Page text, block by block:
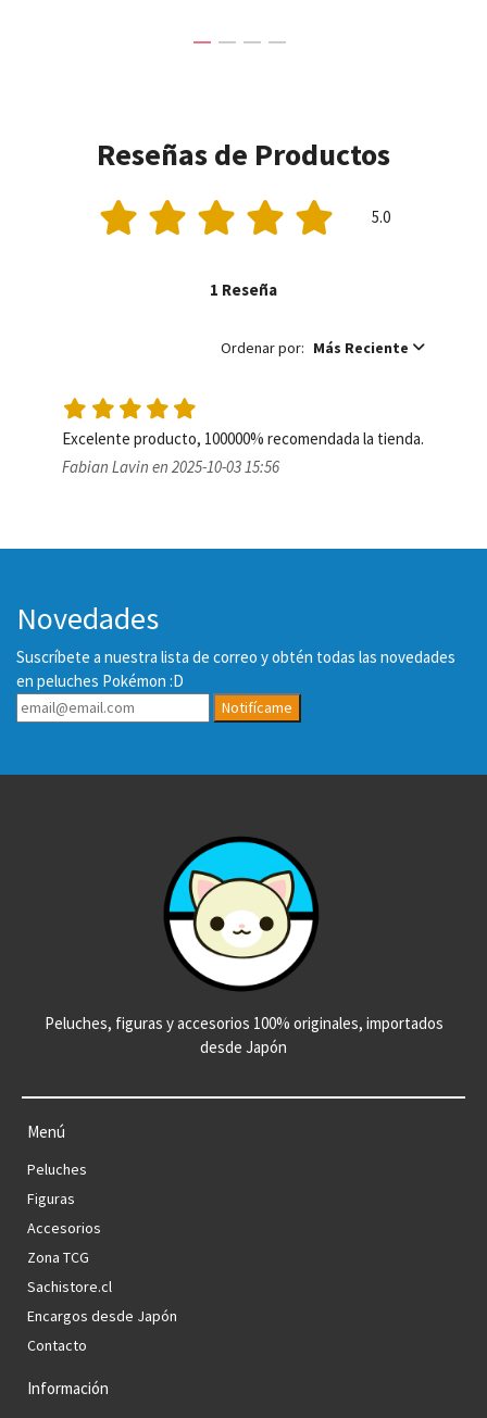
Reseñas de Productos
5.0
1 Reseña
Ordenar por: Más Reciente
Fabian Lavin en 2025-10-03 15:56
Novedades
Suscríbete a nuestra lista de correo y obtén todas las novedades
en peluches Pokémon :D
Notifícame
Peluches, figuras y accesorios 100% originales, importados
desde Japón
Menú
Peluches
Figuras
Accesorios
Zona TCG
Sachistore.cl
Encargos desde Japón
Contacto
Información